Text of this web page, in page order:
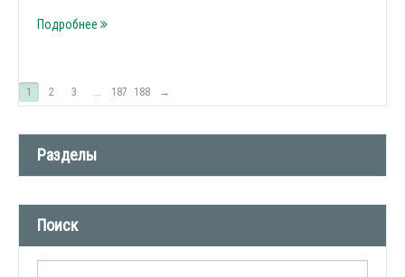
Подробнее
1 2 3 ... 187 188 →
Разделы
Новости компании (509)
СМИ о нас (1)
Поиск